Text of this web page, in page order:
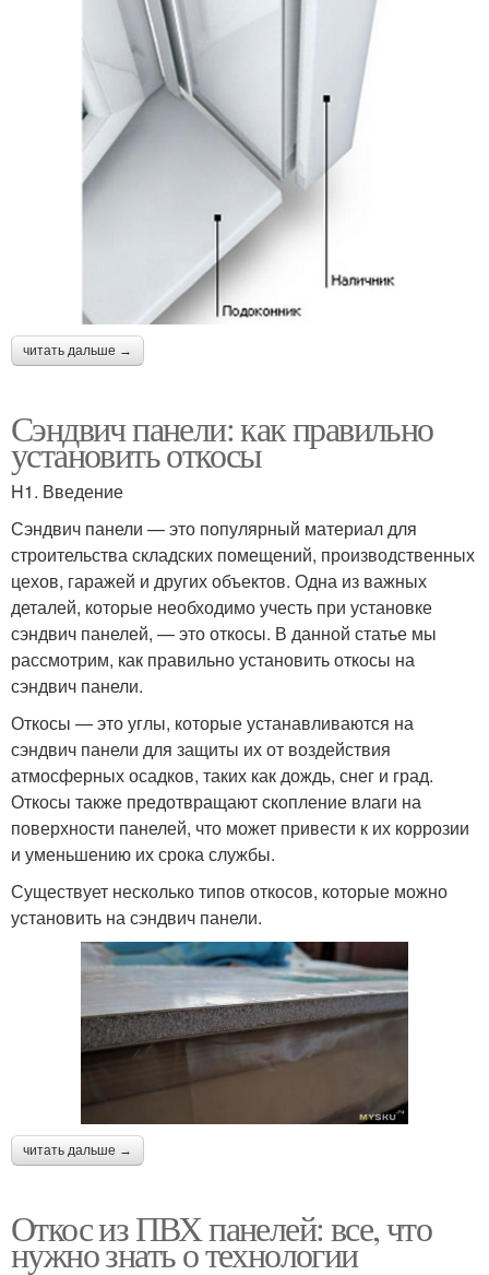
читать дальше →
Сэндвич панели: как правильно
установить откосы
H1. Введение
Сэндвич панели — это популярный материал для
строительства складских помещений, производственных
цехов, гаражей и других объектов. Одна из важных
деталей, которые необходимо учесть при установке
сэндвич панелей, — это откосы. В данной статье мы
рассмотрим, как правильно установить откосы на
сэндвич панели.
Откосы — это углы, которые устанавливаются на
сэндвич панели для защиты их от воздействия
атмосферных осадков, таких как дождь, снег и град.
Откосы также предотвращают скопление влаги на
поверхности панелей, что может привести к их коррозии
и уменьшению их срока службы.
Существует несколько типов откосов, которые можно
установить на сэндвич панели.
читать дальше →
Откос из ПВХ панелей: все, что
нужно знать о технологии